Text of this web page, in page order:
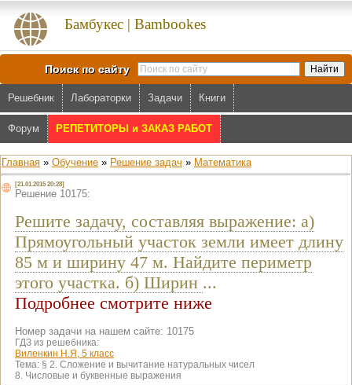
Бамбукес | Bambookes
Поиск по сайту
Решебник Лабораторки Задачи Книги
Форум РЕПЕТИТОРЫ и ЗАКАЗ РАБОТ
Главная » Обучение » Решение задач » Математика
[21.01.2015 20:28]
Решение 10175:
Решите задачу, составляя выражение: а)
Прямоугольный участок земли имеет длину
85 м и ширину 47 м. Найдите периметр
этого участка. б) Ширин ...
Подробнее смотрите ниже
Номер задачи на нашем сайте: 10175
ГДЗ из решебника:
Виленкин Н.Я, 5 класс
Тема: § 2. Сложение и вычитание натуральных чисел
8. Числовые и буквенные выражения